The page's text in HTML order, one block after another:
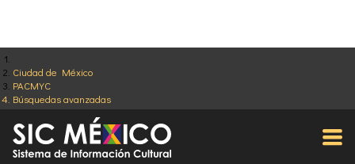
Ciudad de México
PACMYC
Búsquedas avanzadas